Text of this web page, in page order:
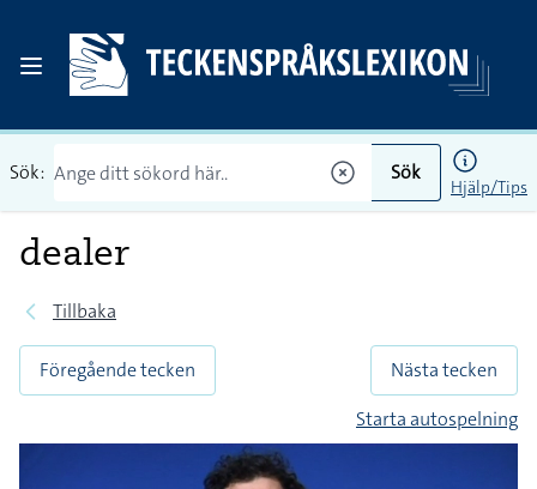
Sök: Sök
Hjälp/Tips
dealer
Tillbaka
Föregående tecken
Nästa tecken
Starta autospelning